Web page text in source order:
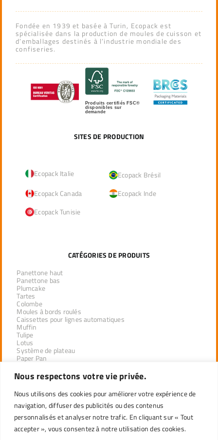
Nous respectons votre vie privée.
Nous utilisons des cookies pour améliorer votre expérience de
navigation, diffuser des publicités ou des contenus
personnalisés et analyser notre trafic. En cliquant sur « Tout
accepter », vous consentez à notre utilisation des cookies.
Fondée en 1939 et basée à Turin, Ecopack est
spécialisée dans la production de moules de cuisson et
d’emballages destinés à l’industrie mondiale des
confiseries.
Produits certifiés FSC®
disponibles sur
demande
SITES DE PRODUCTION
Ecopack Italie
Ecopack Brésil
Ecopack Canada
Ecopack Inde
Ecopack Tunisie
CATÉGORIES DE PRODUITS
Panettone haut
Panettone bas
Plumcake
Tartes
Colombe
Moules à bords roulés
Caissettes pour lignes automatiques
Muffin
Tulipe
Lotus
Système de plateau
Paper Pan
DÉSEMPILAGE INDUSTRIEL
DISTRIBUTEURS DE LA LIGNE PROFESSIONNELLE
DÉTAIL